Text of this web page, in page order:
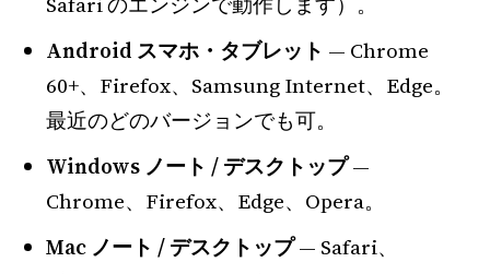
Android スマホ・タブレット — Chrome
60+、Firefox、Samsung Internet、Edge。
最近のどのバージョンでも可。
Windows ノート / デスクトップ—
Chrome、Firefox、Edge、Opera。
Mac ノート / デスクトップ— Safari、